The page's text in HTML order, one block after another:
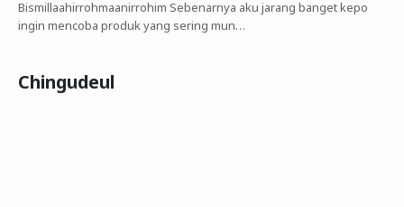
Bismillaahirrohmaanirrohim Sebenarnya aku jarang banget kepo
ingin mencoba produk yang sering mun…
Chingudeul